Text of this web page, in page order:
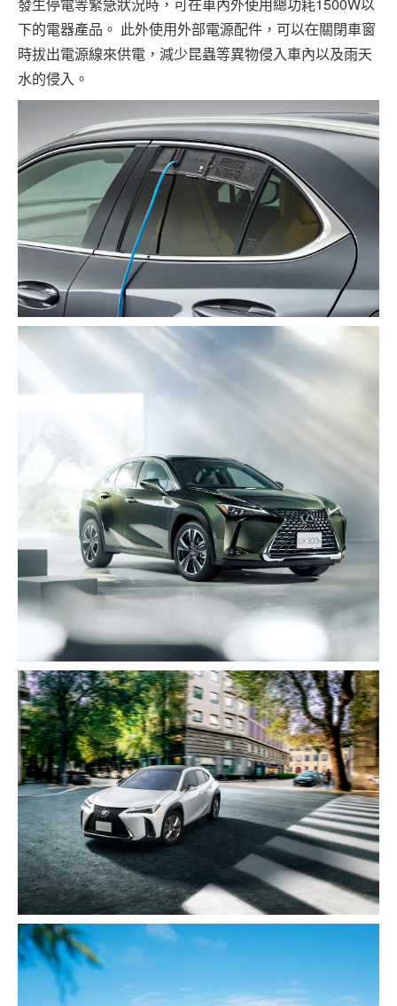
下的電器產品。 此外使用外部電源配件，可以在關閉車窗
時拔出電源線來供電，減少昆蟲等異物侵入車內以及雨天
水的侵入。